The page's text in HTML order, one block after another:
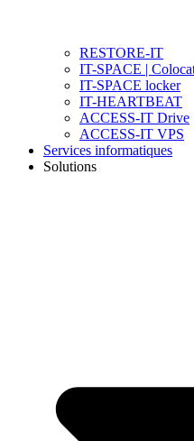
RESTORE-IT
IT-SPACE |
IT-SPACE locker
IT-HEARTBEAT
ACCESS-IT Drive
ACCESS-IT VPS
Services informatiques
Solutions